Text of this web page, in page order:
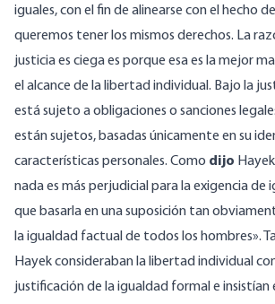
iguales, con el fin de alinearse con el hecho
queremos tener los mismos derechos. La
justicia es ciega es porque esa es la mejor
el alcance de la libertad individual. Bajo la
está sujeto a obligaciones o sanciones
están sujetos, basadas únicamente en su
características personales. Como dijo Hayek
nada es más perjudicial para la exigencia
que basarla en una suposición tan
la igualdad factual de todos los hombres».
Hayek consideraban la libertad individual
justificación de la igualdad formal e insistían